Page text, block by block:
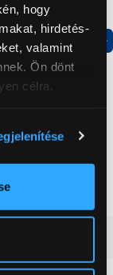
hogy
hirdetés-
valamint
Ön dönt
célra.
konkrét
a
adatlap